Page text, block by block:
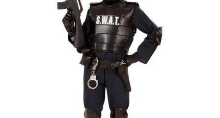
Amennyiben a
képen több
termék szerepel,
Ár
Darab